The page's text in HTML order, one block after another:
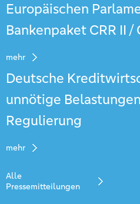
Europäischen
Bankenpaket CRR II /
mehr
Deutsche
unnötige
Regulierung
mehr
Alle
Pressemitteilungen